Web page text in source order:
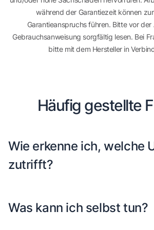
während der Garantiezeit können
Garantieanspruchs führen. Bitte vor
Gebrauchsanweisung sorgfältig lesen. Bei
bitte mit dem Hersteller in
Häufig gestellte
Wie erkenne ich, welche
zutrifft?
Was kann ich selbst tun?